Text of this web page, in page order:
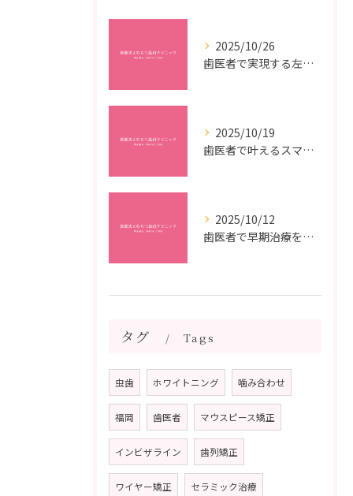
2025/10/26
歯医者で実現する左右対称治療のポイントと矯正治療選びの疑問解決ガイド
2025/10/19
歯医者で叶えるスマイルメイクオーバーなら福岡県福岡市博多区博多駅前の最新矯正治療解説
2025/10/12
歯医者で早期治療を受けるメリットと虫歯悪化を防ぐ最短ステップ
タグ Tags
虫歯 ホワイトニング 噛み合わせ
福岡 歯医者 マウスピース矯正
インビザライン 歯列矯正
ワイヤー矯正 セラミック治療